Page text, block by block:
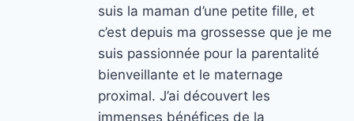
suis la maman d’une petite fille, et
c’est depuis ma grossesse que je me
suis passionnée pour la parentalité
bienveillante et le maternage
proximal. J’ai découvert les
immenses bénéfices de la